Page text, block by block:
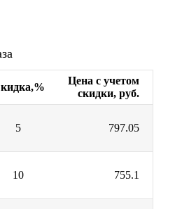
Цена с учетом
скидки, руб.
5 797.05
10 755.1